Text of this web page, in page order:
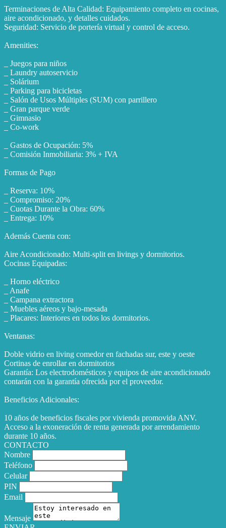
Terminaciones de Alta Calidad: Equipamiento completo en cocinas,
aire acondicionado, y detalles cuidados.
Seguridad: Servicio de portería virtual y control de acceso.
Amenities:
_ Juegos para niños
_ Laundry autoservicio
_ Solárium
_ Parking para bicicletas
_ Salón de Usos Múltiples (SUM) con parrillero
_ Gran parque verde
_ Gimnasio
_ Co-work
_ Gastos de Ocupación: 5%
_ Comisión Inmobiliaria: 3% + IVA
Formas de Pago
_ Reserva: 10%
_ Compromiso: 20%
_ Cuotas Durante la Obra: 60%
_ Entrega: 10%
Además Cuenta con:
Aire Acondicionado: Multi-split en livings y dormitorios.
Cocinas Equipadas:
_ Horno eléctrico
_ Anafe
_ Campana extractora
_ Muebles aéreos y bajo-mesada
_ Placares: Interiores en todos los dormitorios.
Ventanas:
Doble vidrio en living comedor en fachadas sur, este y oeste
Cortinas de enrollar en dormitorios
Garantía: Los electrodomésticos y equipos de aire acondicionado
contarán con la garantía ofrecida por el proveedor.
Beneficios Adicionales:
10 años de beneficios fiscales por vivienda promovida ANV.
Acceso a la exoneración de renta generada por arrendamiento
durante 10 años.
CONTACTO
Nombre
Teléfono
Celular
PIN
Email
Mensaje